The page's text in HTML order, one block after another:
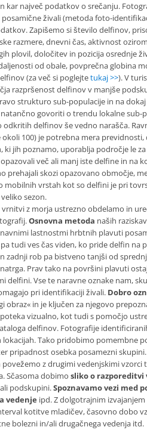
kar največ podatkov o srečanju.
živali (metoda foto-
Zapišemo si število delfinov,
razmere, dnevni čas, aktivnost
plovil, določitev in pozicija osrednje
od obale, povprečna globina
(za več si poglejtetukaj >>). V
razpršenost delfinov v manjše
strukturo sub-populacije in na
govoriti o trendu lokalne sub-
delfinov še vedno narašča.
100) je potrebna mera
ki jih poznamo, uporablja področje le
več ali manj iste delfine in na
prehajali skozi opazovano območje,
mobilnih vrstah kot so delfini je pri
sezon.
z morja ustrezno obdelamo in
Osnovna metoda naših
lastnostmi hrbtnih plavuti
tudi ves čas viden, ko pride delfin na
zadnji rob pa bistveno tanjši od
Prav tako na površini plavuti
delfini. Vse te naravne oznake nam,
pri identifikaciji živali. Dobro
obraz« in je ključen za njegovo
vizualno, kot tudi s pomočjo
delfinov. Fotografije
Tako pridobimo pomembne
pripadnost osebka posamezni
z drugimi vedenjskimi vzorci
Sčasoma dobimo sliko o razporeditvi
ali podskupini.Spoznavamo vezi med
vedenje ipd. Z dolgotrajnim
kotitve mladičev, časovno dobo
bolezni in/ali drugačnega vedenja itd.